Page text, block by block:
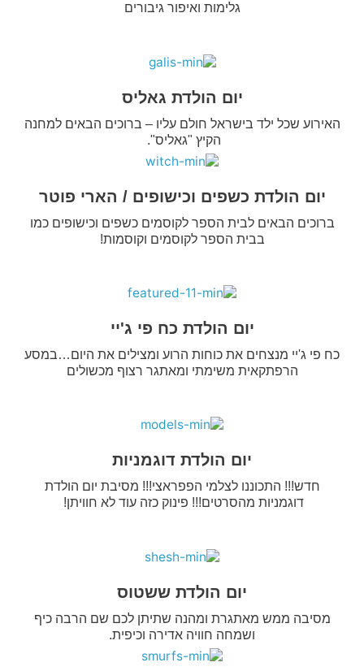
גלימות ואיפור גיבורים
יום הולדת גאליס
האירוע שכל ילד בישראל חולם עליו – ברוכים הבאים למחנה
הקיץ "גאליס".
יום הולדת כשפים וכישופים / הארי פוטר
ברוכים הבאים לבית הספר לקוסמים כשפים וכישופים כמו
בבית הספר לקוסמים וקוסמות!
יום הולדת כח פי ג'יי
כח פי ג'יי מנצחים את כוחות הרוע ומצילים את היום…במסע
הרפתקאית משימתי ומאתגר רצוף מכשולים
יום הולדת דוגמניות
חדש!!! התכוננו לצלמי הפפראצי!!! מסיבת יום הולדת
דוגמניות מהסרטים!!! פינוק כזה עוד לא חוויתן!
יום הולדת ששטוס
מסיבה ממש מאתגרת ומהנה שתיתן לכם שם הרבה כיף
ושמחה חוויה אדירה וכיפית.